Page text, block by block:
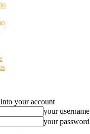
your account
your username
your password